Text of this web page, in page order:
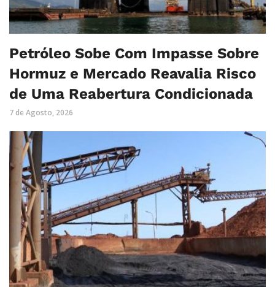
Petróleo Sobe Com Impasse Sobre
Hormuz e Mercado Reavalia Risco
de Uma Reabertura Condicionada
7 de Agosto, 2026